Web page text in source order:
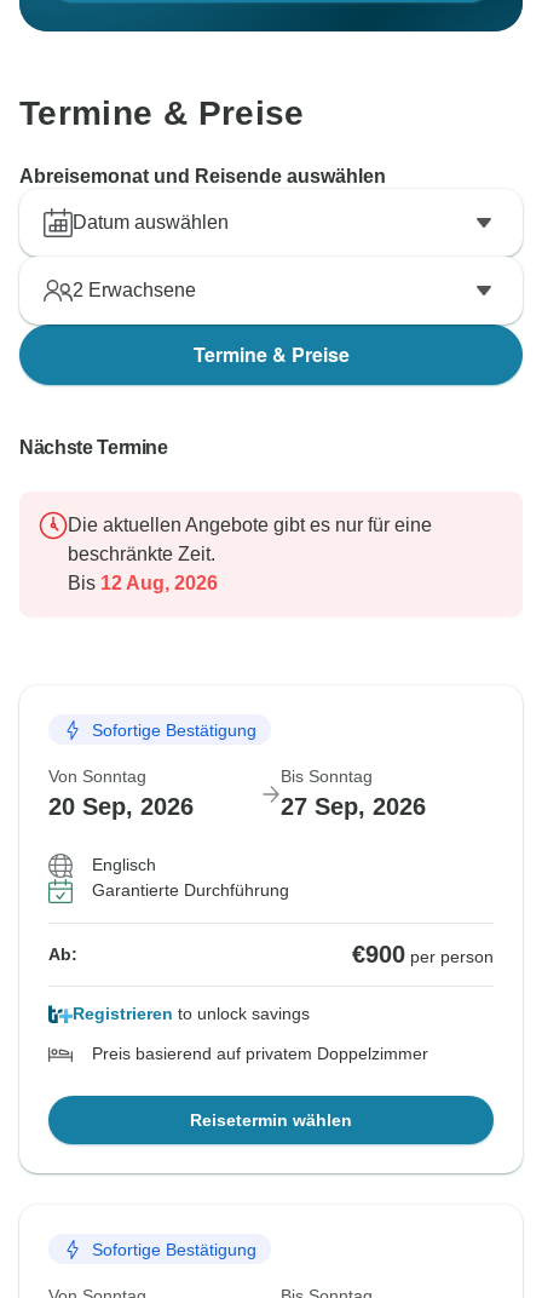
Termine & Preise
Abreisemonat und Reisende auswählen
Datum auswählen
2 Erwachsene
Termine & Preise
Nächste Termine
Die aktuellen Angebote gibt es nur für eine
beschränkte Zeit.
Bis 12 Aug, 2026
Sofortige Bestätigung
Von Sonntag
20 Sep, 2026
Bis Sonntag
27 Sep, 2026
Englisch
Garantierte Durchführung
Ab: €900 per person
Registrieren to unlock savings
Preis basierend auf privatem Doppelzimmer
Reisetermin wählen
Sofortige Bestätigung